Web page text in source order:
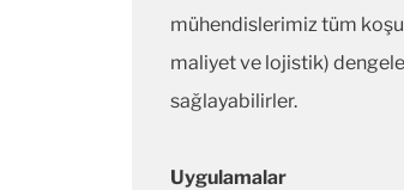
mühendislerimiz tüm
maliyet ve lojistik)
sağlayabilirler.
Uygulamalar